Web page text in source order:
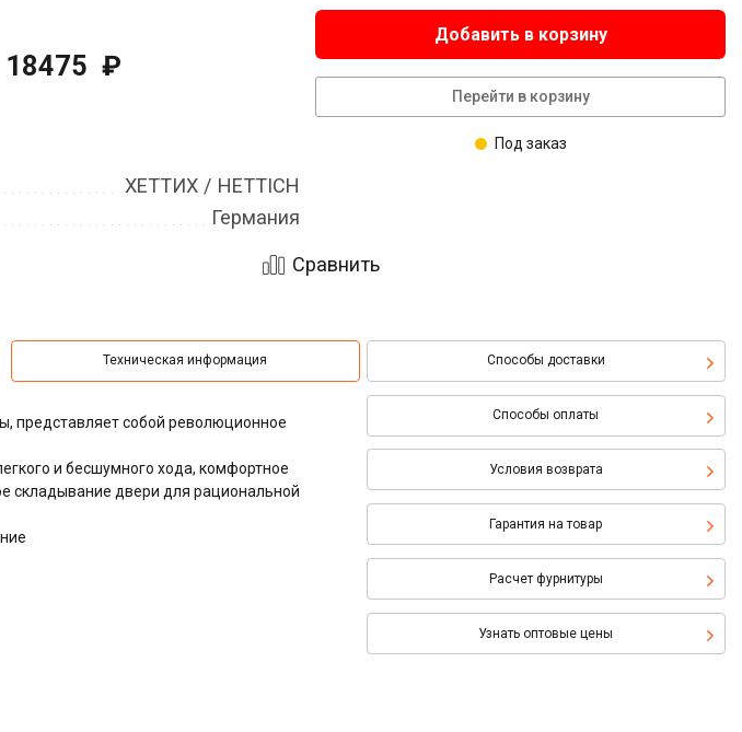
ХЕТТИХ / HETTICH
Германия
18475 ₽
Добавить в корзину
Перейти в корзину
Под заказ
Сравнить
Техническая информация Способы доставки
Способы оплаты
Условия возврата
Гарантия на товар
Расчет фурнитуры
Узнать оптовые цены
представляет собой революционное
и бесшумного хода, комфортное
складывание двери для рациональной